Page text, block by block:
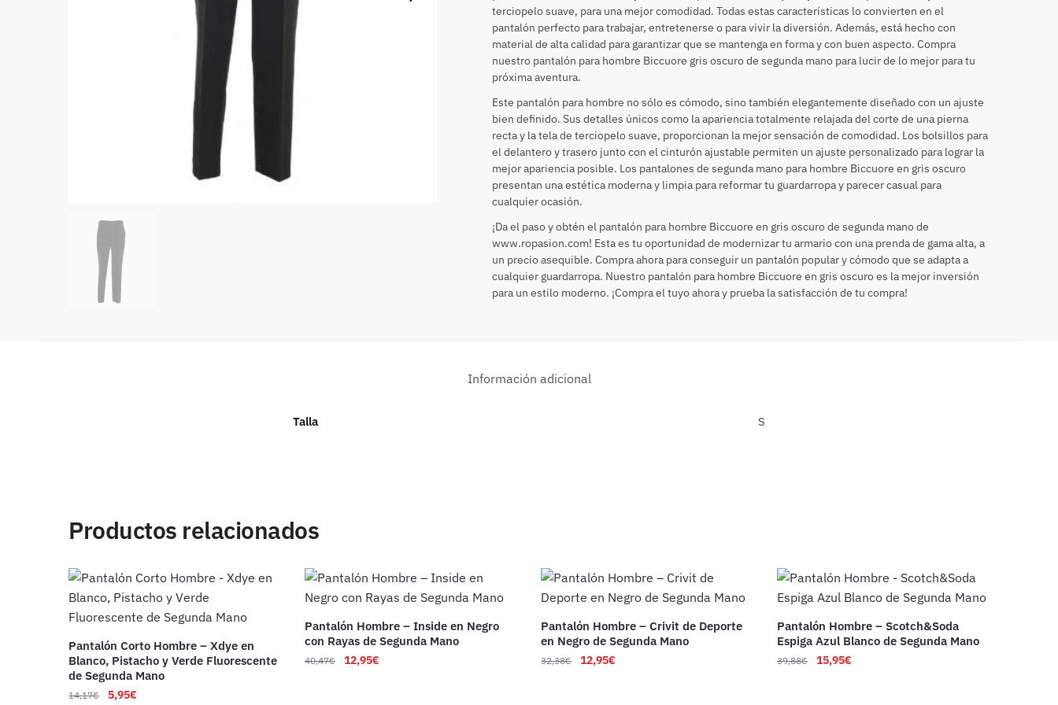
terciopelo suave, para una mejor comodidad. Todas estas características lo convierten en el
pantalón perfecto para trabajar, entretenerse o para vivir la diversión. Además, está hecho con
material de alta calidad para garantizar que se mantenga en forma y con buen aspecto. Compra
nuestro pantalón para hombre Biccuore gris oscuro de segunda mano para lucir de lo mejor para tu
próxima aventura.
Este pantalón para hombre no sólo es cómodo, sino también elegantemente diseñado con un ajuste
bien definido. Sus detalles únicos como la apariencia totalmente relajada del corte de una pierna
recta y la tela de terciopelo suave, proporcionan la mejor sensación de comodidad. Los bolsillos para
el delantero y trasero junto con el cinturón ajustable permiten un ajuste personalizado para lograr la
mejor apariencia posible. Los pantalones de segunda mano para hombre Biccuore en gris oscuro
presentan una estética moderna y limpia para reformar tu guardarropa y parecer casual para
cualquier ocasión.
¡Da el paso y obtén el pantalón para hombre Biccuore en gris oscuro de segunda mano de
www.ropasion.com! Esta es tu oportunidad de modernizar tu armario con una prenda de gama alta, a
un precio asequible. Compra ahora para conseguir un pantalón popular y cómodo que se adapta a
cualquier guardarropa. Nuestro pantalón para hombre Biccuore en gris oscuro es la mejor inversión
para un estilo moderno. ¡Compra el tuyo ahora y prueba la satisfacción de tu compra!
Información adicional
Talla S
Productos relacionados
Pantalón Corto Hombre – Xdye en
Blanco, Pistacho y Verde Fluorescente
de Segunda Mano
14,17€ 5,95€
Pantalón Hombre – Inside en Negro
con Rayas de Segunda Mano
40,47€ 12,95€
Pantalón Hombre – Crivit de Deporte
en Negro de Segunda Mano
32,38€ 12,95€
Pantalón Hombre – Scotch&Soda
Espiga Azul Blanco de Segunda Mano
39,88€ 15,95€